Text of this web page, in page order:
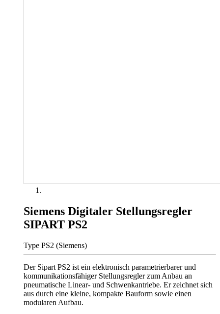
Siemens Digitaler Stellungsregler
SIPART PS2
Type PS2 (Siemens)
Der Sipart PS2 ist ein elektronisch parametrierbarer und
kommunikationsfähiger Stellungsregler zum Anbau an
pneumatische Linear- und Schwenkantriebe. Er zeichnet sich
aus durch eine kleine, kompakte Bauform sowie einen
modularen Aufbau.